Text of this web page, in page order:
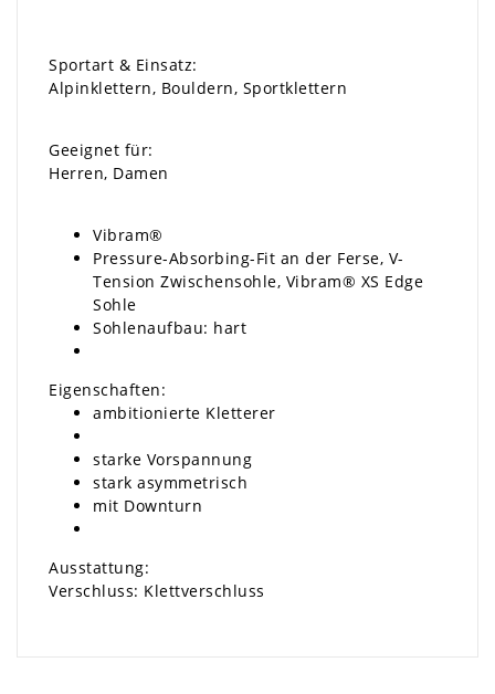
Sportart & Einsatz:
Alpinklettern, Bouldern, Sportklettern
Geeignet für:
Herren, Damen
Vibram®
Pressure-Absorbing-Fit an der Ferse, V-
Tension Zwischensohle, Vibram® XS Edge
Sohle
Sohlenaufbau: hart
Eigenschaften:
ambitionierte Kletterer
starke Vorspannung
stark asymmetrisch
mit Downturn
Ausstattung:
Verschluss: Klettverschluss